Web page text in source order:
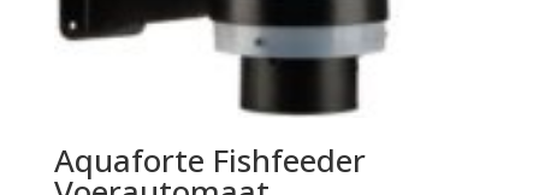
Aquaforte Fishfeeder